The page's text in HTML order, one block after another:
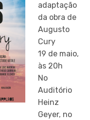
adaptação
da obra de
Augusto
Cury
19 de maio,
às 20h
No
Auditório
Heinz
Geyer, no